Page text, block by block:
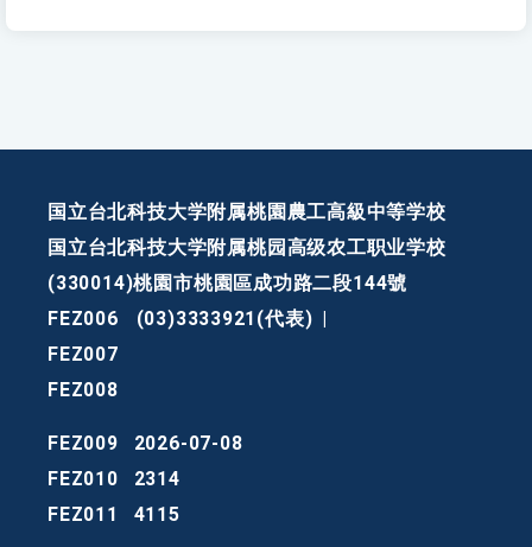
国立台北科技大学附属桃園農工高級中等学校
国立台北科技大学附属桃园高级农工职业学校
(330014)桃園市桃園區成功路二段144號
FEZ006
(03)3333921(代表)
FEZ007
FEZ008
FEZ009
2026-07-08
FEZ010
2314
FEZ011
4115